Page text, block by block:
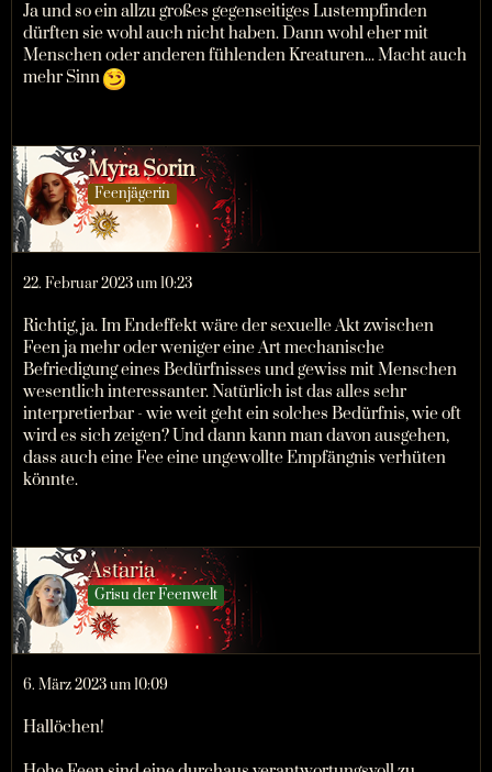
Ja und so ein allzu großes gegenseitiges Lustempfinden
dürften sie wohl auch nicht haben. Dann wohl eher mit
Menschen oder anderen fühlenden Kreaturen... Macht auch
mehr Sinn
Myra Sorin
Feenjägerin
22. Februar 2023 um 10:23
Richtig, ja. Im Endeffekt wäre der sexuelle Akt zwischen
Feen ja mehr oder weniger eine Art mechanische
Befriedigung eines Bedürfnisses und gewiss mit Menschen
wesentlich interessanter. Natürlich ist das alles sehr
interpretierbar - wie weit geht ein solches Bedürfnis, wie oft
wird es sich zeigen? Und dann kann man davon ausgehen,
dass auch eine Fee eine ungewollte Empfängnis verhüten
könnte.
Astaria
Grisu der Feenwelt
6. März 2023 um 10:09
Hallöchen!